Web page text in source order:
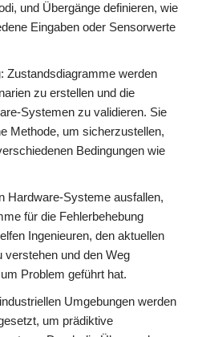
und Übergänge definieren, wie
Eingaben oder Sensorwerte
Zustandsdiagramme werden
zu erstellen und die
Systemen zu validieren. Sie
Methode, um sicherzustellen,
Bedingungen wie
Hardware-Systeme ausfallen,
für die Fehlerbehebung
Ingenieuren, den aktuellen
und den Weg
Problem geführt hat.
Umgebungen werden
um prädiktive